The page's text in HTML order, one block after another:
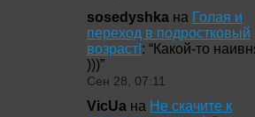
sosedyshka на Голая и
переход в подростковый
возраст!: “Какой-то
)))”
Сен 28, 07:11
VicUa на Не скачите к